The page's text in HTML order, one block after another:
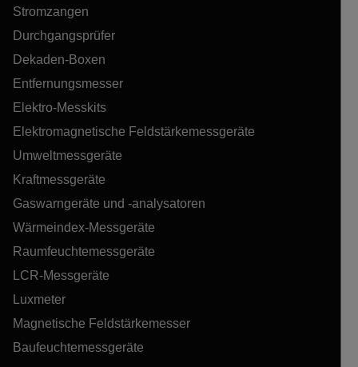
Stromzangen
Durchgangsprüfer
Dekaden-Boxen
Entfernungsmesser
Elektro-Messkits
Elektromagnetische Feldstärkemessgeräte
Umweltmessgeräte
Kraftmessgeräte
Gaswarngeräte und -analysatoren
Wärmeindex-Messgeräte
Raumfeuchtemessgeräte
LCR-Messgeräte
Luxmeter
Magnetische Feldstärkemesser
Baufeuchtemessgeräte